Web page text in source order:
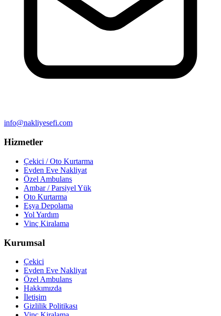
info@nakliyesefi.com
Hizmetler
Çekici / Oto Kurtarma
Evden Eve Nakliyat
Özel Ambulans
Ambar / Parsiyel Yük
Oto Kurtarma
Eşya Depolama
Yol Yardım
Vinç Kiralama
Kurumsal
Çekici
Evden Eve Nakliyat
Özel Ambulans
Hakkımızda
İletişim
Gizlilik Politikası